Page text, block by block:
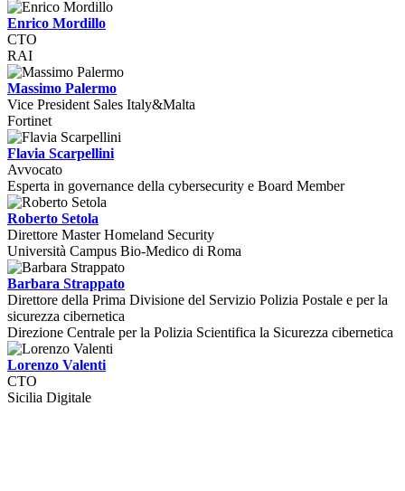
Enrico Mordillo
CTO
RAI
Massimo Palermo
Vice President Sales Italy&Malta
Fortinet
Flavia Scarpellini
Avvocato
Esperta in governance della cybersecurity e Board Member
Roberto Setola
Direttore Master Homeland Security
Università Campus Bio-Medico di Roma
Barbara Strappato
Direttore della Prima Divisione del Servizio Polizia Postale e per la
sicurezza cibernetica
Direzione Centrale per la Polizia Scientifica la Sicurezza cibernetica
Lorenzo Valenti
CTO
Sicilia Digitale